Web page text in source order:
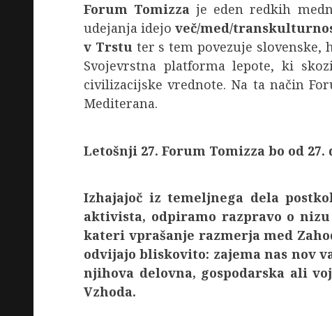
Forum Tomizza je eden redkih
udejanja idejoveč/med/
v Trstuter s tem povezuje slovenske,
Svojevrstna platforma lepote, ki
civilizacijske vrednote. Na ta način
Mediterana.
Letošnji 27. Forum Tomizza bo od 27.
Izhajajoč iz temeljnega dela
aktivista, odpiramo razpravo o
kateri vprašanje razmerja med
odvijajo bliskovito: zajema nas nov
njihova delovna, gospodarska ali
Vzhoda.